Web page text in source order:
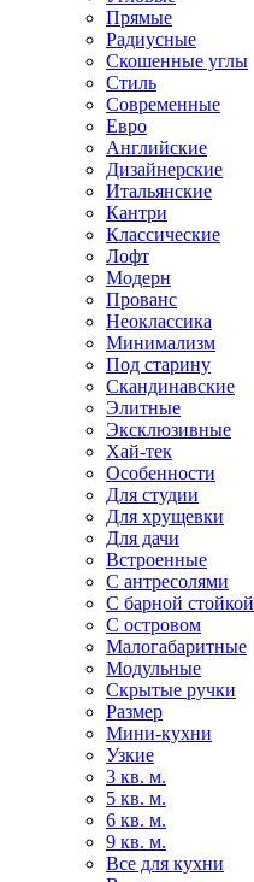
Прямые
Радиусные
Скошенные углы
Стиль
Современные
Евро
Английские
Дизайнерские
Итальянские
Кантри
Классические
Лофт
Модерн
Прованс
Неоклассика
Минимализм
Под старину
Скандинавские
Элитные
Эксклюзивные
Хай-тек
Особенности
Для студии
Для хрущевки
Для дачи
Встроенные
С антресолями
С барной стойкой
С островом
Малогабаритные
Модульные
Скрытые ручки
Размер
Мини-кухни
Узкие
3 кв. м.
5 кв. м.
6 кв. м.
9 кв. м.
Все для кухни